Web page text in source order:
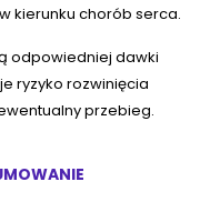
kierunku chorób serca.
odpowiedniej dawki
ryzyko rozwinięcia
przebieg.